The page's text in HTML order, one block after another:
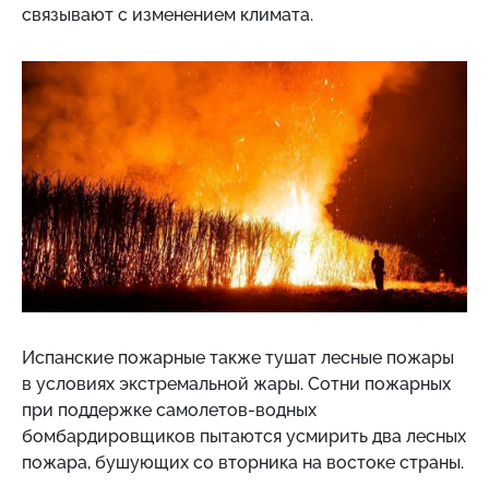
связывают с изменением климата.
Испанские пожарные также тушат лесные пожары
в условиях экстремальной жары. Сотни пожарных
при поддержке самолетов-водных
бомбардировщиков пытаются усмирить два лесных
пожара, бушующих со вторника на востоке страны.